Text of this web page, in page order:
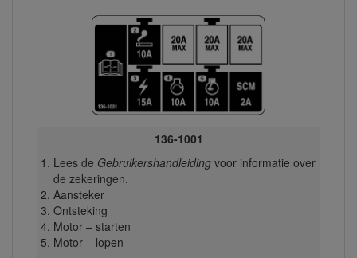
136-1001
Lees de Gebruikershandleidingvoor informatie over
de zekeringen.
Aansteker
Ontsteking
Motor – starten
Motor – lopen